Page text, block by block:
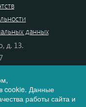
данных
д. 13.
cookie. Данные
работы сайта и